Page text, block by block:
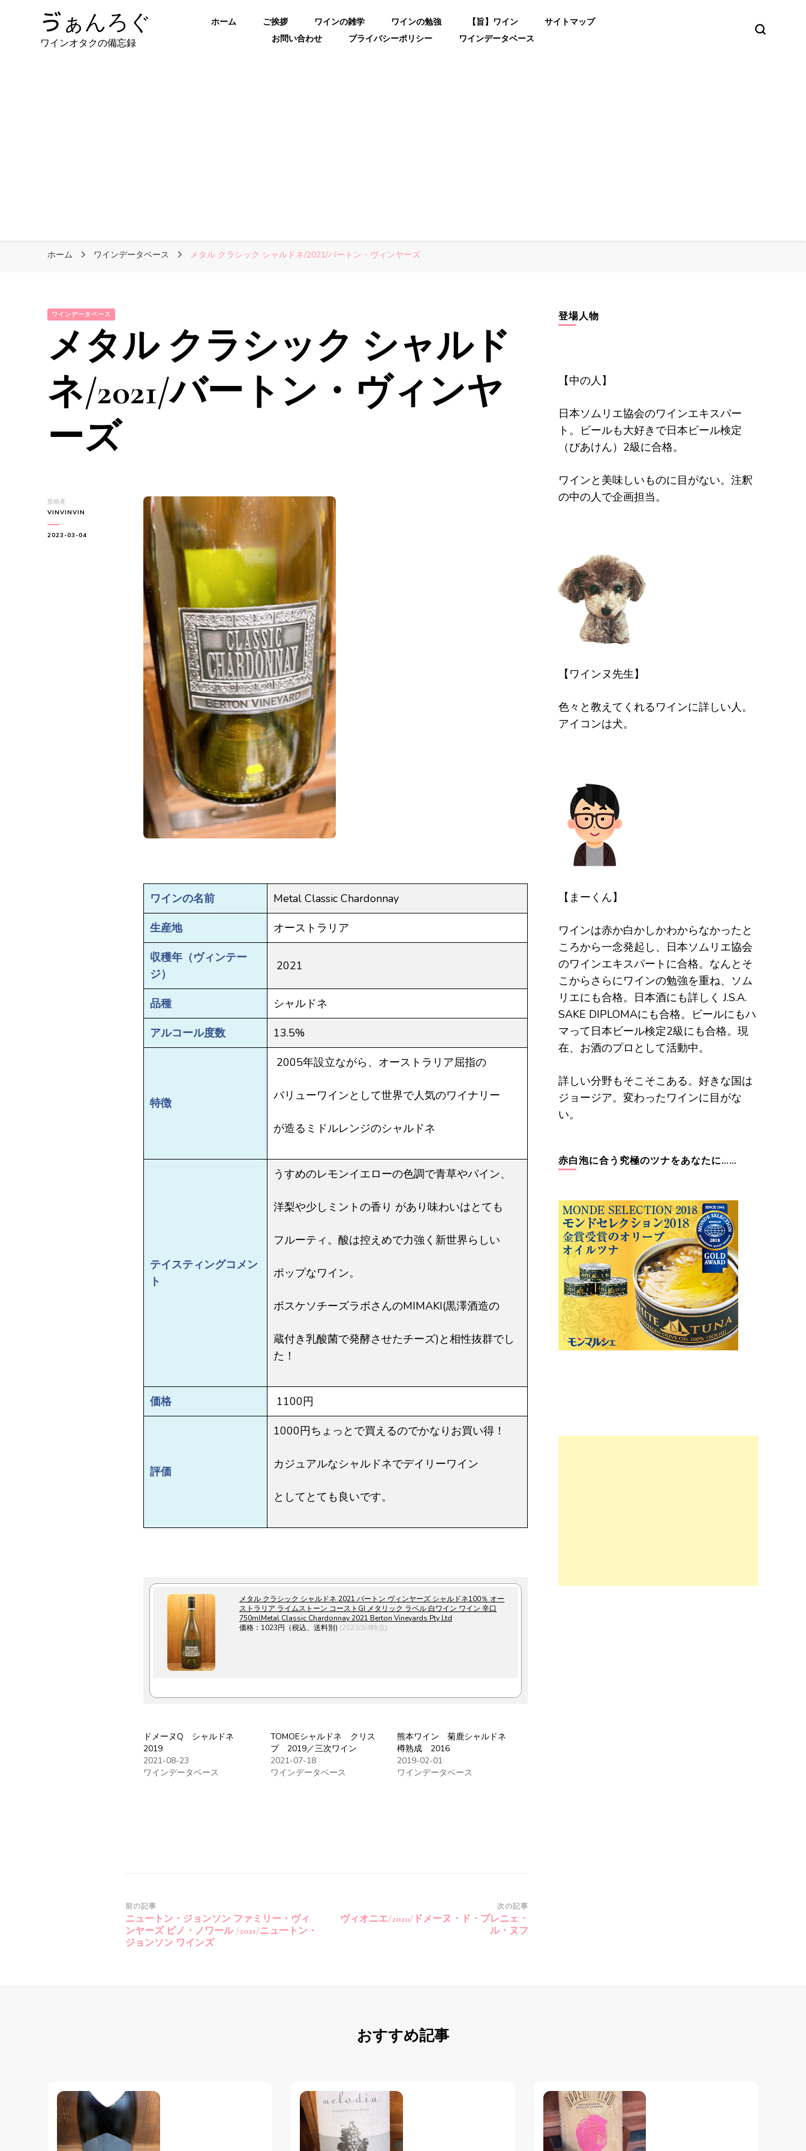
ゔぁんろぐ
ワインオタクの備忘録
ホーム ご挨拶 ワインの雑学 ワインの勉強 【旨】ワイン
サイトマップ
お問い合わせ
プライバシーポリシー ワインデータベース
ホーム ワインデータベース メタル クラシック シャルドネ/2021/バートン・ヴィンヤーズ
ワインデータベース
メタル クラシック シャルド
ネ/2021/バートン・ヴィンヤ
ーズ
投稿者:
VINVINVIN
2023-03-04
ワインの名前 Metal Classic Chardonnay
生産地 オーストラリア
収穫年（ヴィンテー
ジ）
2021
品種 シャルドネ
アルコール度数 13.5%
特徴
2005年設立ながら、オーストラリア屈指の
バリューワインとして世界で人気のワイナリー
が造るミドルレンジのシャルドネ
テイスティングコメン
ト
うすめのレモンイエローの色調で青草やパイン、
洋梨や少しミントの香り があり味わいはとても
フルーティ。酸は控えめで力強く新世界らしい
ポップなワイン。
ボスケソチーズラボさんのMIMAKI(黒澤酒造の
蔵付き乳酸菌で発酵させたチーズ)と相性抜群でし
た！
価格 1100円
評価
1000円ちょっとで買えるのでかなりお買い得！
カジュアルなシャルドネでデイリーワイン
としてとても良いです。
メタル クラシック シャルドネ 2021 バートン ヴィンヤーズ シャルドネ100％ オー
ストラリア ライムストーン コーストGI メタリック ラベル 白ワイン ワイン 辛口
750mlMetal Classic Chardonnay 2021 Berton Vineyards Pty Ltd
価格：1023円（税込、送料別) (2023/3/4時点)
ドメーヌQ シャルドネ
2019
2021-08-23
ワインデータベース
TOMOEシャルドネ クリス
プ 2019／三次ワイン
2021-07-18
ワインデータベース
熊本ワイン 菊鹿シャルドネ
樽熟成 2016
2019-02-01
ワインデータベース
投
稿
ナ
前の記事
ニュートン・ジョンソン ファミリー・ヴィ
ンヤーズ ピノ・ノワール /2021/ニュートン・
ジョンソン ワインズ
次の記事
ヴィオニエ/2020/ドメーヌ・ド・プレニェ・
ル・ヌフ
登場人物
【中の人】
日本ソムリエ協会のワインエキスパー
ト。ビールも大好きで日本ビール検定
（びあけん）2級に合格。
ワインと美味しいものに目がない。注釈
の中の人で企画担当。
【ワインヌ先生】
色々と教えてくれるワインに詳しい人。
アイコンは犬。
【まーくん】
ワインは赤か白かしかわからなかったと
ころから一念発起し、日本ソムリエ協会
のワインエキスパートに合格。なんとそ
こからさらにワインの勉強を重ね、ソム
リエにも合格。日本酒にも詳しく J.S.A.
SAKE DIPLOMAにも合格。ビールにもハ
マって日本ビール検定2級にも合格。現
在、お酒のプロとして活動中。
詳しい分野もそこそこある。好きな国は
ジョージア。変わったワインに目がな
い。
赤白泡に合う究極のツナをあなたに……
おすすめ記事